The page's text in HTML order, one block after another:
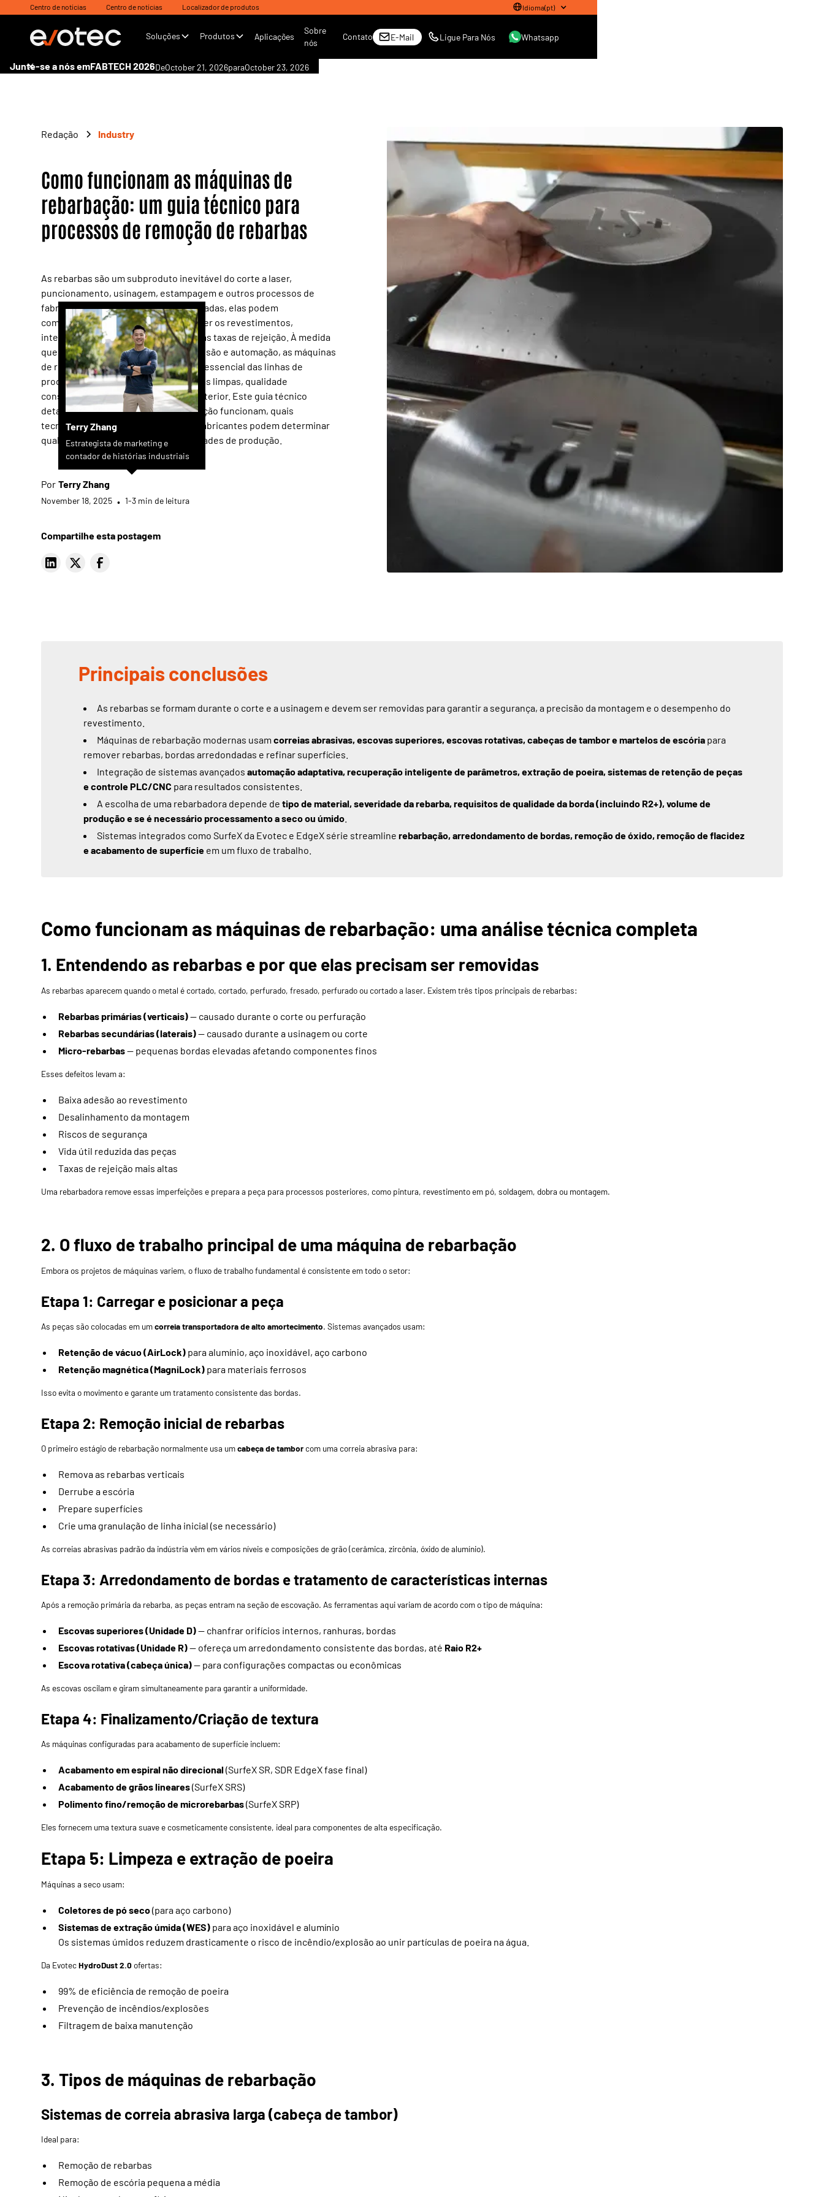
Centro de notícias Centro de notícias Localizador de produtos Idioma(pt)
Soluções Produtos Aplicações
Sobre
nós
Contato E-Mail Ligue Para Nós Whatsapp
Junte-se a nós emFABTECH 2026DeOctober 21, 2026paraOctober 23, 2026
Redação Industry
Como funcionam as máquinas de
rebarbação: um guia técnico para
processos de remoção de rebarbas
As rebarbas são um subproduto inevitável do corte a laser,
puncionamento, usinagem, estampagem e outros processos de
fabricação de metal. Se não forem tratadas, elas podem
comprometer a segurança, enfraquecer os revestimentos,
interromper a montagem e aumentar as taxas de rejeição. À medida
que os fabricantes adotam maior precisão e automação, as máquinas
de rebarbação se tornaram uma parte essencial das linhas de
produção modernas, garantindo bordas limpas, qualidade
consistente e ótimo desempenho posterior. Este guia técnico
detalha como as máquinas de rebarbação funcionam, quais
tecnologias as alimentam e como os fabricantes podem determinar
qual sistema atende às suas necessidades de produção.
Por
Terry Zhang
Estrategista de marketing e
contador de histórias industriais
Terry Zhang
November 18, 2025 • 1-3 min de leitura
Compartilhe esta postagem
Principais conclusões
As rebarbas se formam durante o corte e a usinagem e devem ser removidas para garantir a segurança, a precisão da montagem e o desempenho do
revestimento.
Máquinas de rebarbação modernas usam correias abrasivas, escovas superiores, escovas rotativas, cabeças de tambor e martelos de escóriapara
remover rebarbas, bordas arredondadas e refinar superfícies.
Integração de sistemas avançados automação adaptativa, recuperação inteligente de parâmetros, extração de poeira, sistemas de retenção de peças
e controle PLC/CNC para resultados consistentes.
A escolha de uma rebarbadora depende de tipo de material, severidade da rebarba, requisitos de qualidade da borda (incluindo R2+), volume de
produção e se é necessário processamento a seco ou úmido.
Sistemas integrados como SurfeX da Evotece EdgeXsérie streamline rebarbação, arredondamento de bordas, remoção de óxido, remoção de flacidez
e acabamento de superfícieem um fluxo de trabalho.
Como funcionam as máquinas de rebarbação: uma análise técnica completa
1. Entendendo as rebarbas e por que elas precisam ser removidas
As rebarbas aparecem quando o metal é cortado, cortado, perfurado, fresado, perfurado ou cortado a laser. Existem três tipos principais de rebarbas:
Rebarbas primárias (verticais)— causado durante o corte ou perfuração
Rebarbas secundárias (laterais)— causado durante a usinagem ou corte
Micro-rebarbas— pequenas bordas elevadas afetando componentes finos
Esses defeitos levam a:
Baixa adesão ao revestimento
Desalinhamento da montagem
Riscos de segurança
Vida útil reduzida das peças
Taxas de rejeição mais altas
Uma rebarbadora remove essas imperfeições e prepara a peça para processos posteriores, como pintura, revestimento em pó, soldagem, dobra ou montagem.
2. O fluxo de trabalho principal de uma máquina de rebarbação
Embora os projetos de máquinas variem, o fluxo de trabalho fundamental é consistente em todo o setor:
Etapa 1: Carregar e posicionar a peça
As peças são colocadas em umcorreia transportadora de alto amortecimento. Sistemas avançados usam:
Retenção de vácuo (AirLock) para alumínio, aço inoxidável, aço carbono
Retenção magnética (MagniLock) para materiais ferrosos
Isso evita o movimento e garante um tratamento consistente das bordas.
Etapa 2: Remoção inicial de rebarbas
O primeiro estágio de rebarbação normalmente usa umcabeça de tamborcom uma correia abrasiva para:
Remova as rebarbas verticais
Derrube a escória
Prepare superfícies
Crie uma granulação de linha inicial (se necessário)
As correias abrasivas padrão da indústria vêm em vários níveis e composições de grão (cerâmica, zircônia, óxido de alumínio).
Etapa 3: Arredondamento de bordas e tratamento de características internas
Após a remoção primária da rebarba, as peças entram na seção de escovação. As ferramentas aqui variam de acordo com o tipo de máquina:
Escovas superiores (Unidade D)— chanfrar orifícios internos, ranhuras, bordas
Escovas rotativas (Unidade R)— ofereça um arredondamento consistente das bordas, até Raio R2+
Escova rotativa (cabeça única)— para configurações compactas ou econômicas
As escovas oscilam e giram simultaneamente para garantir a uniformidade.
Etapa 4: Finalizamento/Criação de textura
As máquinas configuradas para acabamento de superfície incluem:
Acabamento em espiral não direcional(SurfeX SR,SDR EdgeXfase final)
Acabamento de grãos lineares(SurfeX SRS)
Polimento fino/remoção de microrebarbas(SurfeX SRP)
Eles fornecem uma textura suave e cosmeticamente consistente, ideal para componentes de alta especificação.
Etapa 5: Limpeza e extração de poeira
Máquinas a seco usam:
Coletores de pó seco(para aço carbono)
Sistemas de extração úmida (WES) para aço inoxidável e alumínio
Os sistemas úmidos reduzem drasticamente o risco de incêndio/explosão ao unir partículas de poeira na água.
Da EvotecHydroDust 2.0ofertas:
99% de eficiência de remoção de poeira
Prevenção de incêndios/explosões
Filtragem de baixa manutenção
3. Tipos de máquinas de rebarbação
Sistemas de correia abrasiva larga (cabeça de tambor)
Ideal para:
Remoção de rebarbas
Remoção de escória pequena a média